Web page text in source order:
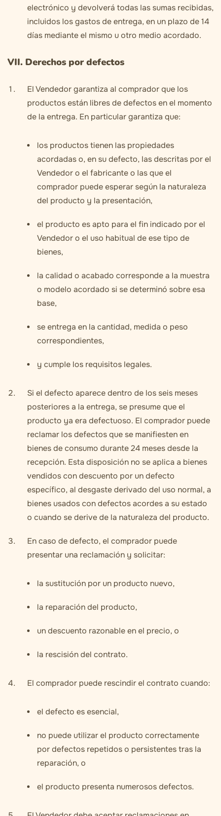
electrónico y devolverá todas las sumas recibidas,
incluidos los gastos de entrega, en un plazo de 14
días mediante el mismo u otro medio acordado.
VII. Derechos por defectos
El Vendedor garantiza al comprador que los
productos están libres de defectos en el momento
de la entrega. En particular garantiza que:
los productos tienen las propiedades
acordadas o, en su defecto, las descritas por el
Vendedor o el fabricante o las que el
comprador puede esperar según la naturaleza
del producto y la presentación,
el producto es apto para el fin indicado por el
Vendedor o el uso habitual de ese tipo de
bienes,
la calidad o acabado corresponde a la muestra
o modelo acordado si se determinó sobre esa
base,
se entrega en la cantidad, medida o peso
correspondientes,
y cumple los requisitos legales.
Si el defecto aparece dentro de los seis meses
posteriores a la entrega, se presume que el
producto ya era defectuoso. El comprador puede
reclamar los defectos que se manifiesten en
bienes de consumo durante 24 meses desde la
recepción. Esta disposición no se aplica a bienes
vendidos con descuento por un defecto
específico, al desgaste derivado del uso normal, a
bienes usados con defectos acordes a su estado
o cuando se derive de la naturaleza del producto.
En caso de defecto, el comprador puede
presentar una reclamación y solicitar:
la sustitución por un producto nuevo,
la reparación del producto,
un descuento razonable en el precio, o
la rescisión del contrato.
El comprador puede rescindir el contrato cuando:
el defecto es esencial,
no puede utilizar el producto correctamente
por defectos repetidos o persistentes tras la
reparación, o
el producto presenta numerosos defectos.